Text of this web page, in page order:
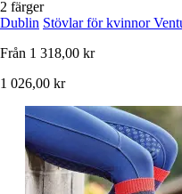
2 färger
Dublin Stövlar för kvinnor
Från 1 318,00 kr
1 026,00 kr